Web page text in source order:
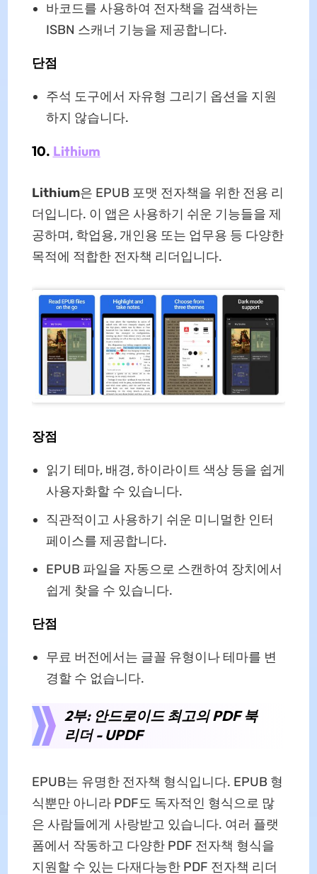
바코드를 사용하여 전자책을 검색하는
ISBN 스캐너 기능을 제공합니다.
단점
주석 도구에서 자유형 그리기 옵션을 지원
하지 않습니다.
10. Lithium
Lithium은 EPUB 포맷 전자책을 위한 전용 리
더입니다. 이 앱은 사용하기 쉬운 기능들을 제
공하며, 학업용, 개인용 또는 업무용 등 다양한
목적에 적합한 전자책 리더입니다.
장점
읽기 테마, 배경, 하이라이트 색상 등을 쉽게
사용자화할 수 있습니다.
직관적이고 사용하기 쉬운 미니멀한 인터
페이스를 제공합니다.
EPUB 파일을 자동으로 스캔하여 장치에서
쉽게 찾을 수 있습니다.
단점
무료 버전에서는 글꼴 유형이나 테마를 변
경할 수 없습니다.
2부: 안드로이드 최고의 PDF 북
리더 - UPDF
EPUB는 유명한 전자책 형식입니다. EPUB 형
식뿐만 아니라 PDF도 독자적인 형식으로 많
은 사람들에게 사랑받고 있습니다. 여러 플랫
폼에서 작동하고 다양한 PDF 전자책 형식을
지원할 수 있는 다재다능한 PDF 전자책 리더